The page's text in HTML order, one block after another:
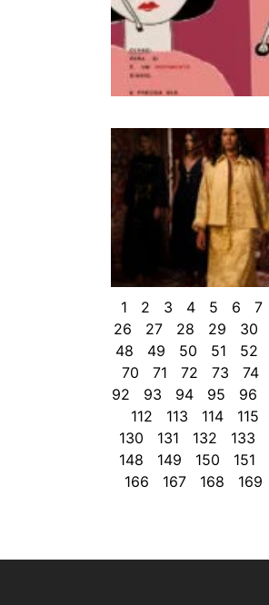
1 2 3 4 5 6 7
26
27 28 29 30
48
49 50 51 52
70
71 72 73 74
92
93 94 95 96
112
113 114 115
130
131 132 133
148
149 150 151
166
167 168 169